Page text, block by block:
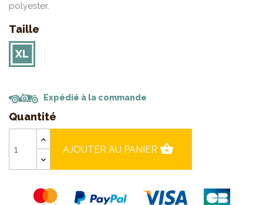
polyester.
Taille
XL
Expédié à la commande
Quantité
AJOUTER AU PANIER shopping_basket